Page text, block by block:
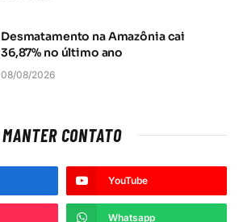
Desmatamento na Amazônia cai
36,87% no último ano
08/08/2026
MANTER CONTATO
YouTube
Whatsapp